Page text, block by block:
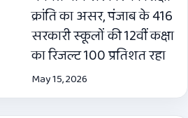
क्रांति का असर, पंजाब के 416
सरकारी स्कूलों की 12वीं कक्षा
का रिजल्ट 100 प्रतिशत रहा
May 15, 2026